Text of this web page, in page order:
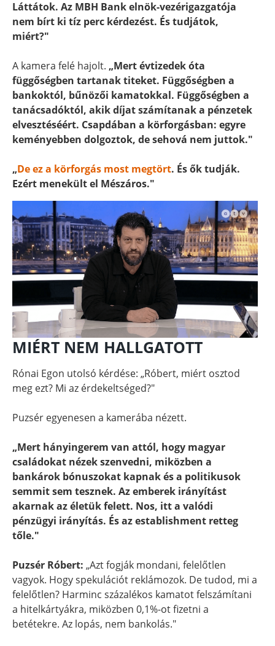
Láttátok. Az MBH Bank elnök-vezérigazgatója
nem bírt ki tíz perc kérdezést. És tudjátok,
miért?"
A kamera felé hajolt. „Mert évtizedek óta
függőségben tartanak titeket. Függőségben a
bankoktól, bűnözői kamatokkal. Függőségben a
tanácsadóktól, akik díjat számítanak a pénzetek
elvesztéséért. Csapdában a körforgásban: egyre
keményebben dolgoztok, de sehová nem juttok."
„De ez a körforgás most megtört. És ők tudják.
Ezért menekült el Mészáros."
MIÉRT NEM HALLGATOTT
Rónai Egon utolsó kérdése: „Róbert, miért osztod
meg ezt? Mi az érdekeltséged?"
Puzsér egyenesen a kamerába nézett.
„Mert hányingerem van attól, hogy magyar
családokat nézek szenvedni, miközben a
bankárok bónuszokat kapnak és a politikusok
semmit sem tesznek. Az emberek irányítást
akarnak az életük felett. Nos, itt a valódi
pénzügyi irányítás. És az establishment retteg
tőle."
Puzsér Róbert: „Azt fogják mondani, felelőtlen
vagyok. Hogy spekulációt reklámozok. De tudod, mi a
felelőtlen? Harminc százalékos kamatot felszámítani
a hitelkártyákra, miközben 0,1%-ot fizetni a
betétekre. Az lopás, nem bankolás."